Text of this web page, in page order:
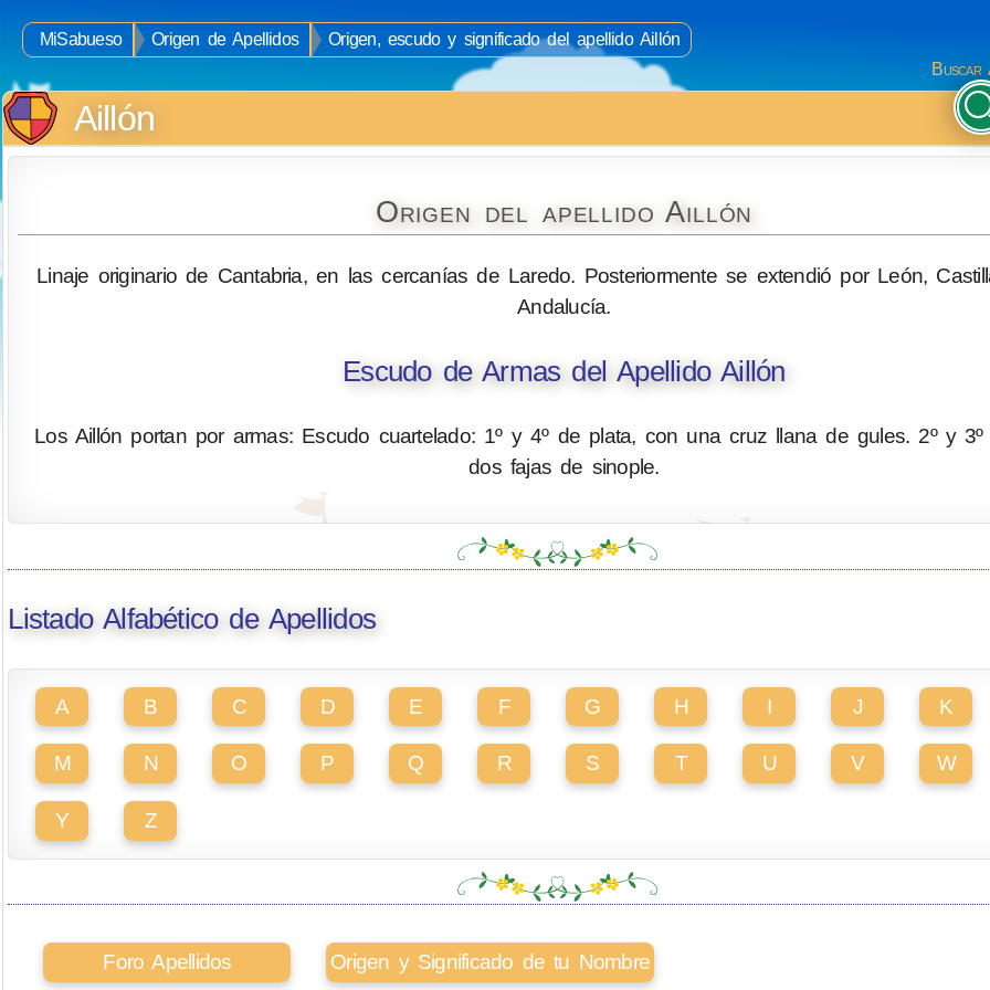
MiSabueso Origen de Apellidos
Origen, escudo y significado del apellido Aillón
Buscar
Aillón
Origen del apellido Aillón
Linaje originario de Cantabria, en las cercanías de Laredo. Posteriormente se extendió por León,
Andalucía.
Escudo de Armas del Apellido Aillón
Los Aillón portan por armas: Escudo cuartelado: 1º y 4º de plata, con una cruz llana de gules. 2º y
dos fajas de sinople.
Listado Alfabético de Apellidos
A B C D E F G H I J K
M N O P Q R S T U V W
Y Z
Foro Apellidos Origen y Significado de tu Nombre